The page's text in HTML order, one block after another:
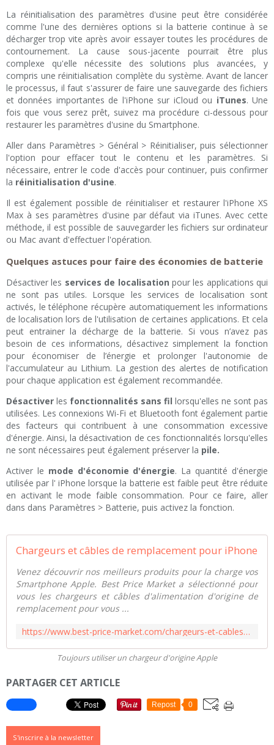
La réinitialisation des paramètres d'usine peut être considérée
comme l'une des dernières options si la batterie continue à se
décharger trop vite après avoir essayer toutes les procédures de
contournement. La cause sous-jacente pourrait être plus
complexe qu'elle nécessite des solutions plus avancées, y
compris une réinitialisation complète du système. Avant de lancer
le processus, il faut s'assurer de faire une sauvegarde des fichiers
et données importantes de l'iPhone sur iCloud ou iTunes. Une
fois que vous serez prêt, suivez ma procédure ci-dessous pour
restaurer les paramètres d'usine du Smartphone.
Aller dans Paramètres > Général > Réinitialiser, puis sélectionner
l'option pour effacer tout le contenu et les paramètres. Si
nécessaire, entrer le code d'accès pour continuer, puis confirmer
la réinitialisation d'usine.
Il est également possible de réinitialiser et restaurer l'iPhone XS
Max à ses paramètres d'usine par défaut via iTunes. Avec cette
méthode, il est possible de sauvegarder les fichiers sur ordinateur
ou Mac avant d'effectuer l'opération.
Quelques astuces pour faire des économies de batterie
Désactiver les services de localisation pour les applications qui
ne sont pas utiles. Lorsque les services de localisation sont
activés, le téléphone récupère automatiquement les informations
de localisation lors de l'utilisation de certaines applications. Et cela
peut entrainer la décharge de la batterie. Si vous n’avez pas
besoin de ces informations, désactivez simplement la fonction
pour économiser de l’énergie et prolonger l'autonomie de
l'accumulateur au Lithium. La gestion des alertes de notification
pour chaque application est également recommandée.
Désactiver les fonctionnalités sans fil lorsqu'elles ne sont pas
utilisées. Les connexions Wi-Fi et Bluetooth font également partie
des facteurs qui contribuent à une consommation excessive
d'énergie. Ainsi, la désactivation de ces fonctionnalités lorsqu'elles
ne sont nécessaires peut également préserver la pile.
Activer le mode d'économie d'énergie. La quantité d'énergie
utilisée par l' iPhone lorsque la batterie est faible peut être réduite
en activant le mode faible consommation. Pour ce faire, aller
dans dans Paramètres > Batterie, puis activez la fonction.
Chargeurs et câbles de remplacement pour iPhone
Venez découvrir nos meilleurs produits pour la charge vos
Smartphone Apple. Best Price Market a sélectionné pour
vous les chargeurs et câbles d'alimentation d'origine de
remplacement pour vous ...
https://www.best-price-market.com/chargeurs-et-cables-apple-iphone-c102x3878103
Toujours utiliser un chargeur d'origine Apple
PARTAGER CET ARTICLE
Repost 0
S'inscrire à la newsletter